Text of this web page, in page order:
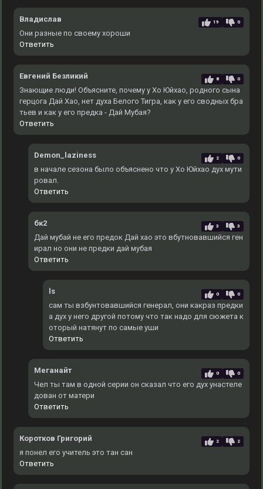
Владислав 19 0
Они разные по своему хороши
Ответить
Евгений Безликий 8 0
Знающие люди! Объясните, почему у Хо Юйхао, родного сына
герцога Дай Хао, нет духа Белого Тигра, как у его сводных бра
тьев и как у его предка - Дай Мубая?
Ответить
Demon_laziness 2 0
в начале сезона было объяснено что у Хо Юйхао дух мути
ровал.
Ответить
бк2 3 3
Дай мубай не его предок Дай хао это вбутновавшийся ген
ирал но они не предки дай мубая
Ответить
ls 0 0
сам ты взбунтовавшийся генерал, они какраз предки
а дух у него другой потому что так надо для сюжета к
оторый натянут по самые уши
Ответить
Меганайт 0 0
Чел ты там в одной серии он сказал что его дух унастеле
дован от матери
Ответить
Коротков Григорий 2 2
я понел его учитель это тан сан
Ответить